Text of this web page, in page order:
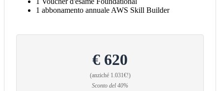
1 abbonamento annuale AWS Skill Builder
€ 620
(anziché 1.031€!)
Sconto del 40%